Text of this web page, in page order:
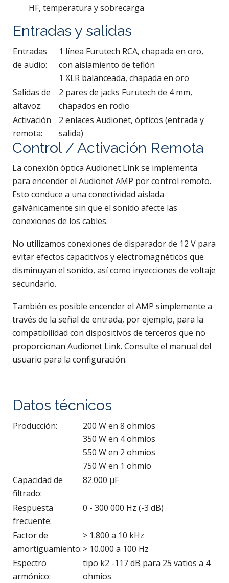
HF, temperatura y sobrecarga
Entradas y salidas
Entradas
de audio:
1 línea Furutech RCA, chapada en oro,
con aislamiento de teflón
1 XLR balanceada, chapada en oro
Salidas de
altavoz:
2 pares de jacks Furutech de 4 mm,
chapados en rodio
Activación
remota:
2 enlaces Audionet, ópticos (entrada y
salida)
Control / Activación Remota
La conexión óptica Audionet Link se implementa
para encender el Audionet AMP por control remoto.
Esto conduce a una conectividad aislada
galvánicamente sin que el sonido afecte las
conexiones de los cables.
No utilizamos conexiones de disparador de 12 V para
evitar efectos capacitivos y electromagnéticos que
disminuyan el sonido, así como inyecciones de voltaje
secundario.
También es posible encender el AMP simplemente a
través de la señal de entrada, por ejemplo, para la
compatibilidad con dispositivos de terceros que no
proporcionan Audionet Link. Consulte el manual del
usuario para la configuración.
Datos técnicos
Producción:
200 W en 8 ohmios
350 W en 4 ohmios
550 W en 2 ohmios
750 W en 1 ohmio
Capacidad de
filtrado:
82.000 µF
Respuesta
frecuente:
0 - 300 000 Hz (-3 dB)
Factor de
amortiguamiento:
> 1.800 a 10 kHz
> 10.000 a 100 Hz
Espectro
armónico:
tipo k2 -117 dB para 25 vatios a 4
ohmios